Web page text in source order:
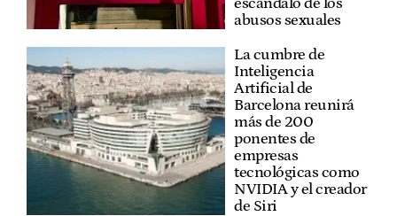
abusos sexuales
La cumbre de
Inteligencia
Artificial de
Barcelona reunirá
más de 200
ponentes de
empresas
tecnológicas como
NVIDIA y el creador
de Siri